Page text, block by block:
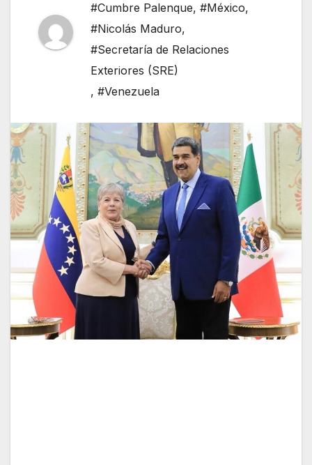
#Cumbre Palenque, #México,
#Nicolás Maduro,
#Secretaría de Relaciones
Exteriores (SRE)
, #Venezuela